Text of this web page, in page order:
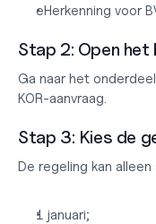
eHerkenning voor
Stap 2: Open
Ga naar het
KOR-aanvraag.
Stap 3: Kies de
De regeling kan
1 januari;